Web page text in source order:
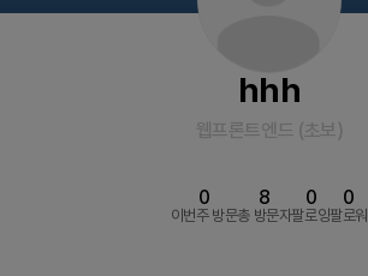
hhh
웹프론트엔드 (초보)
이번주 방문
0
총 방문자
8
팔로잉
0
팔로워
0